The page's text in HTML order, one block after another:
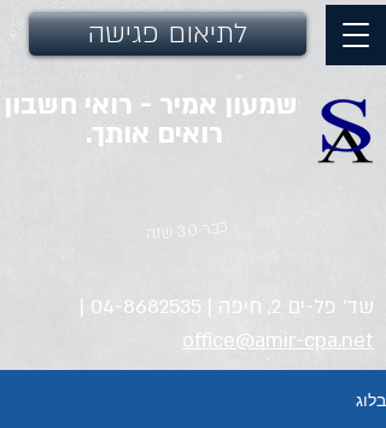
לתיאום פגישה
שמעון אמיר - רואי חשבון
רואים אותך.
שד' פל-ים 2, חיפה | 04-8682535
|
office@amir-cpa.net
כבר 30 שנה
בלוג